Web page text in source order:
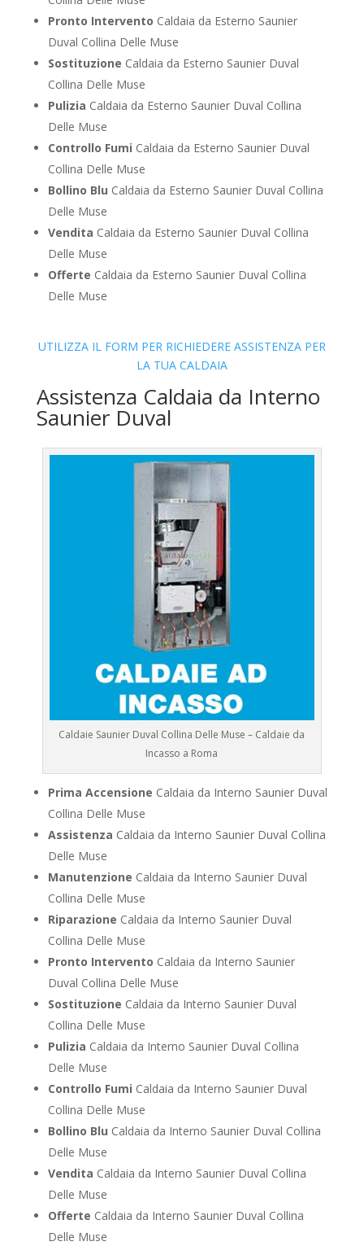
Pronto Intervento Caldaia da Esterno Saunier
Duval Collina Delle Muse
Sostituzione Caldaia da Esterno Saunier Duval
Collina Delle Muse
Pulizia Caldaia da Esterno Saunier Duval Collina
Delle Muse
Controllo Fumi Caldaia da Esterno Saunier Duval
Collina Delle Muse
Bollino Blu Caldaia da Esterno Saunier Duval Collina
Delle Muse
Vendita Caldaia da Esterno Saunier Duval Collina
Delle Muse
Offerte Caldaia da Esterno Saunier Duval Collina
Delle Muse
UTILIZZA IL FORM PER RICHIEDERE ASSISTENZA PER
LA TUA CALDAIA
Assistenza Caldaia da Interno
Saunier Duval
Caldaie Saunier Duval Collina Delle Muse – Caldaie da
Incasso a Roma
Prima Accensione Caldaia da Interno Saunier Duval
Collina Delle Muse
Assistenza Caldaia da Interno Saunier Duval Collina
Delle Muse
Manutenzione Caldaia da Interno Saunier Duval
Collina Delle Muse
Riparazione Caldaia da Interno Saunier Duval
Collina Delle Muse
Pronto Intervento Caldaia da Interno Saunier
Duval Collina Delle Muse
Sostituzione Caldaia da Interno Saunier Duval
Collina Delle Muse
Pulizia Caldaia da Interno Saunier Duval Collina
Delle Muse
Controllo Fumi Caldaia da Interno Saunier Duval
Collina Delle Muse
Bollino Blu Caldaia da Interno Saunier Duval Collina
Delle Muse
Vendita Caldaia da Interno Saunier Duval Collina
Delle Muse
Offerte Caldaia da Interno Saunier Duval Collina
Delle Muse